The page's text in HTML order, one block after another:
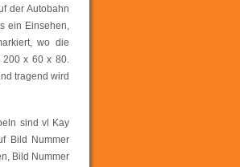
der Autobahn
ein Einsehen,
wo die
200 x 60 x 80.
tragend wird
sind vl Kay
Bild Nummer
Bild Nummer